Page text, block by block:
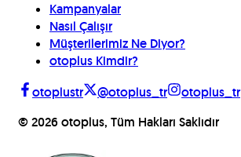
Kampanyalar
Nasıl Çalışır
Müşterilerimiz Ne Diyor?
otoplus Kimdir?
otoplustr
@otoplus_tr
otoplus_tr
© 2026 otoplus, Tüm Hakları Saklıdır